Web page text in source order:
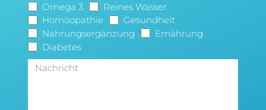
Omega 3
Reines Wasser
Homöopathie
Gesundheit
Nahrungsergänzung
Ernährung
Diabetes